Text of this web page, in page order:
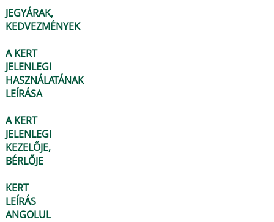
JEGYÁRAK,
KEDVEZMÉNYEK
A KERT
JELENLEGI
HASZNÁLATÁNAK
LEÍRÁSA
A KERT
JELENLEGI
KEZELŐJE,
BÉRLŐJE
KERT
LEÍRÁS
ANGOLUL